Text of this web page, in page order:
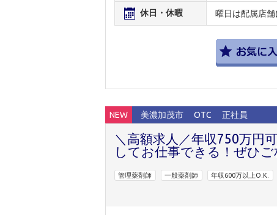
休日・休暇 曜日は配属店
NEW 美濃加茂市 OTC 正社員
＼高額求人／年収750万円
してお仕事できる！ぜひ
管理薬剤師 一般薬剤師 年収600万以上O.K.